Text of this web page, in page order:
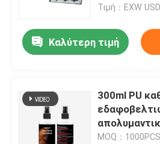
Τιμή：EXW
Καλύτερη τιμή
300ml PU
εξαρτήσεων
MOQ：1000PCS